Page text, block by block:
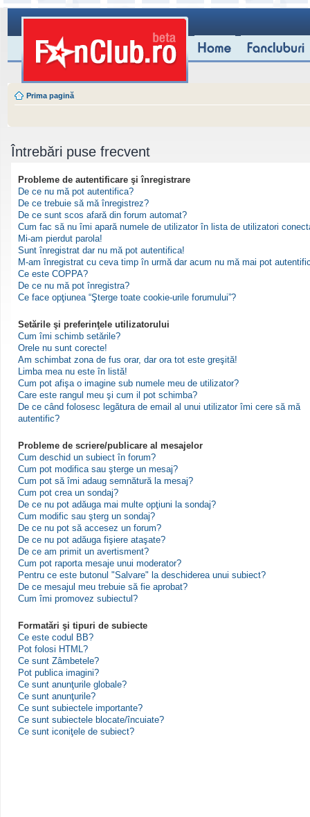
Prima pagină
Întrebări puse frecvent
Probleme de autentificare şi înregistrare
De ce nu mă pot autentifica?
De ce trebuie să mă înregistrez?
De ce sunt scos afară din forum automat?
Cum fac să nu îmi apară numele de utilizator în lista de utilizatori
Mi-am pierdut parola!
Sunt înregistrat dar nu mă pot autentifica!
M-am înregistrat cu ceva timp în urmă dar acum nu mă mai pot
Ce este COPPA?
De ce nu mă pot înregistra?
Ce face opţiunea “Şterge toate cookie-urile forumului”?
Setările şi preferinţele utilizatorului
Cum îmi schimb setările?
Orele nu sunt corecte!
Am schimbat zona de fus orar, dar ora tot este greşită!
Limba mea nu este în listă!
Cum pot afişa o imagine sub numele meu de utilizator?
Care este rangul meu şi cum il pot schimba?
De ce când folosesc legătura de email al unui utilizator îmi cere să mă
autentific?
Probleme de scriere/publicare al mesajelor
Cum deschid un subiect în forum?
Cum pot modifica sau şterge un mesaj?
Cum pot să îmi adaug semnătură la mesaj?
Cum pot crea un sondaj?
De ce nu pot adăuga mai multe opţiuni la sondaj?
Cum modific sau şterg un sondaj?
De ce nu pot să accesez un forum?
De ce nu pot adăuga fişiere ataşate?
De ce am primit un avertisment?
Cum pot raporta mesaje unui moderator?
Pentru ce este butonul "Salvare" la deschiderea unui subiect?
De ce mesajul meu trebuie să fie aprobat?
Cum îmi promovez subiectul?
Formatări şi tipuri de subiecte
Ce este codul BB?
Pot folosi HTML?
Ce sunt Zâmbetele?
Pot publica imagini?
Ce sunt anunţurile globale?
Ce sunt anunţurile?
Ce sunt subiectele importante?
Ce sunt subiectele blocate/încuiate?
Ce sunt iconiţele de subiect?